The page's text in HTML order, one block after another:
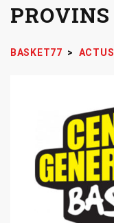
PROVINS
BASKET77 > ACTUS